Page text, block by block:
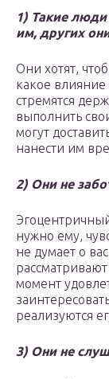
1) Такие
им, других
Они хотят,
какое
стремятся
выполнить
могут
нанести им
2) Они не
нужно ему,
не думает о
момент
реализуются
3) Они не